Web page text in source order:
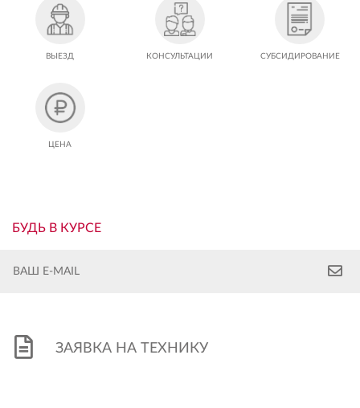
ВЫЕЗД КОНСУЛЬТАЦИИ СУБСИДИРОВАНИЕ
ЦЕНА
БУДЬ В КУРСЕ
ЗАЯВКА НА ТЕХНИКУ